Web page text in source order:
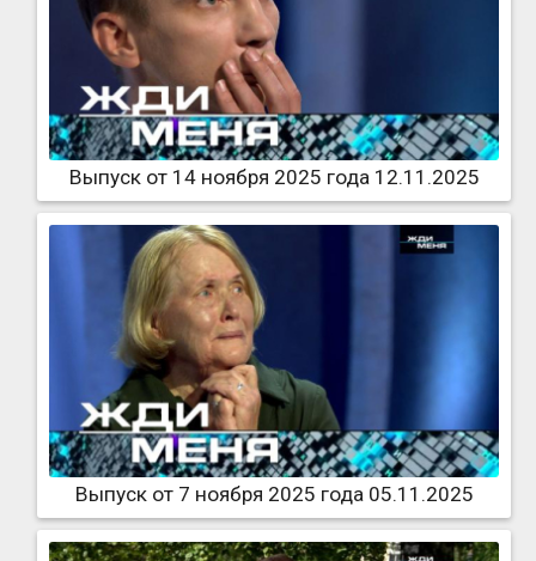
Выпуск от 14 ноября 2025 года 12.11.2025
Выпуск от 7 ноября 2025 года 05.11.2025